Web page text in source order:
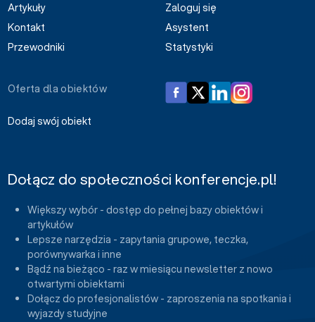
Artykuły
Kontakt
Przewodniki
Zaloguj się
Asystent
Statystyki
Oferta dla obiektów
Dodaj swój obiekt
Dołącz do społeczności konferencje.pl!
Większy wybór - dostęp do pełnej bazy obiektów i
artykułów
Lepsze narzędzia - zapytania grupowe, teczka,
porównywarka i inne
Bądź na bieżąco - raz w miesiącu newsletter z nowo
otwartymi obiektami
Dołącz do profesjonalistów - zaproszenia na spotkania i
wyjazdy studyjne